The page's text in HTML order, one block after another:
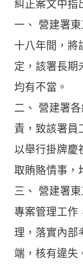
糾正案文中指
一、 營建署
十八年間，將
定，該署長期
均有不當。
二、 營建署
責，致該署員
以舉行掛牌慶
取賄賂情事，
三、 營建署
專案管理工作
理，落實內部
端，核有違失